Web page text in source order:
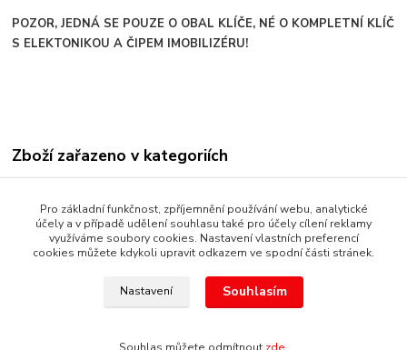
POZOR, JEDNÁ SE POUZE O OBAL KLÍČE, NÉ O KOMPLETNÍ KLÍČ
S ELEKTONIKOU A ČIPEM IMOBILIZÉRU!
Zboží zařazeno v kategoriích
Obaly + poutka
Copyright © 1987 - 2022 autoalarmyhk.cz Jiří Cvrček, Autoalarm
Pro základní funkčnost, zpříjemnění používání webu, analytické
účely a v případě udělení souhlasu také pro účely cílení reklamy
využíváme soubory cookies. Nastavení vlastních preferencí
cookies můžete kdykoli upravit odkazem ve spodní části stránek.
Nastavení Souhlasím